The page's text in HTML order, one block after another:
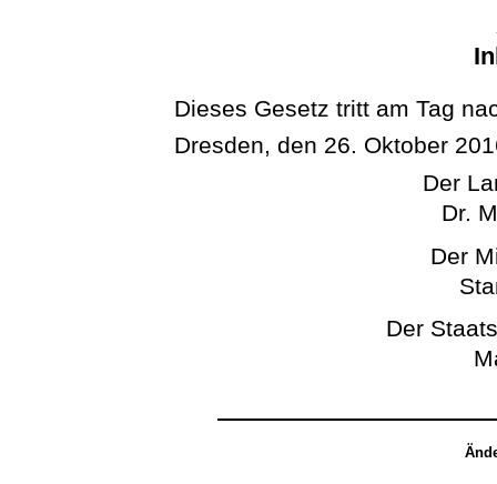
Dieses Gesetz tritt am Tag
Dresden, den 26. Oktober
Der
Dr.
Der
Der